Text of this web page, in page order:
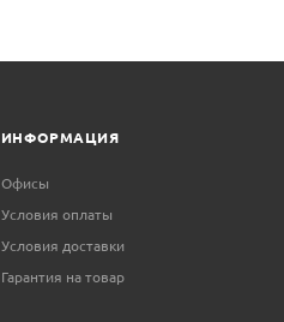
ИНФОРМАЦИЯ
Офисы
Условия оплаты
Условия доставки
Гарантия на товар